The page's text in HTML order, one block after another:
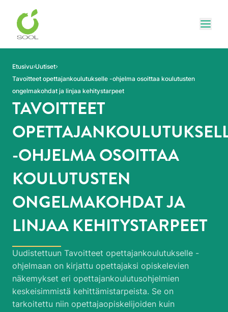
Siirry sivun sisältöön
Etusivu Uutiset
Tavoitteet opettajankoulutukselle -ohjelma osoittaa koulutusten
ongelmakohdat ja linjaa kehitystarpeet
TAVOITTEET
-OHJELMA OSOITTAA
KOULUTUSTEN
ONGELMAKOHDAT JA
LINJAA KEHITYSTARPEET
Uudistettuun Tavoitteet opettajankoulutukselle -
ohjelmaan on kirjattu opettajaksi opiskelevien
näkemykset eri opettajankoulutusohjelmien
keskeisimmistä kehittämistarpeista. Se on
tarkoitettu niin opettajaopiskelijoiden kuin